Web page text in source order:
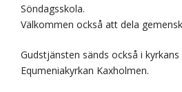
Söndagsskola.
Välkommen också att dela
Gudstjänsten sänds också i kyrkans
Equmeniakyrkan Kaxholmen.